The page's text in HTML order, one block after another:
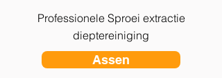
Professionele Sproei extractie
dieptereiniging
Assen